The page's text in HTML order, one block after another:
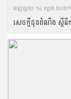
ចេញ​ផ្សាយ​ ១៤ កក្កដា ២០២១